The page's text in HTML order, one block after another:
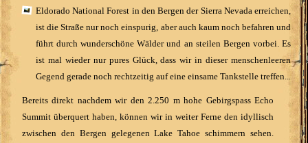
Eldorado National Forest in den Bergen der Sierra Nevada erreichen,
ist die Straße nur noch einspurig, aber auch kaum noch befahren und
führt durch wunderschöne Wälder und an steilen Bergen vorbei. Es
ist mal wieder nur pures Glück, dass wir in dieser menschenleeren
Gegend gerade noch rechtzeitig auf eine einsame Tankstelle treffen...
Bereits direkt nachdem wir den 2.250 m hohe Gebirgspass Echo
Summit überquert haben, können wir in weiter Ferne den idyllisch
zwischen den Bergen gelegenen Lake Tahoe schimmern sehen.